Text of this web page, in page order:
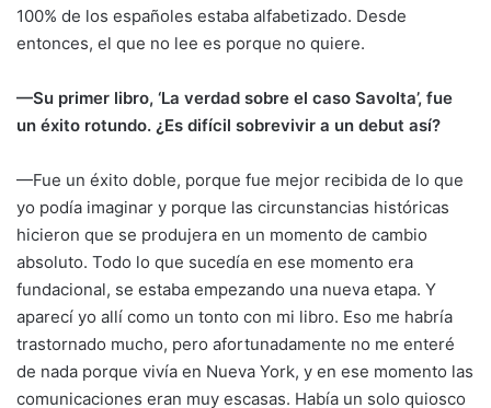
100% de los españoles estaba alfabetizado. Desde
entonces, el que no lee es porque no quiere.
—Su primer libro, ‘La verdad sobre el caso Savolta’, fue
un éxito rotundo. ¿Es difícil sobrevivir a un debut así?
—Fue un éxito doble, porque fue mejor recibida de lo que
yo podía imaginar y porque las circunstancias históricas
hicieron que se produjera en un momento de cambio
absoluto. Todo lo que sucedía en ese momento era
fundacional, se estaba empezando una nueva etapa. Y
aparecí yo allí como un tonto con mi libro. Eso me habría
trastornado mucho, pero afortunadamente no me enteré
de nada porque vivía en Nueva York, y en ese momento las
comunicaciones eran muy escasas. Había un solo quiosco